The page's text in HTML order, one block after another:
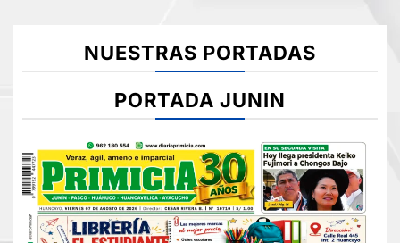
NUESTRAS PORTADAS
PORTADA JUNIN